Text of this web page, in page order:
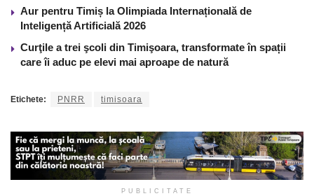
Aur pentru Timiș la Olimpiada Internațională de
Inteligență Artificială 2026
Curţile a trei şcoli din Timişoara, transformate în spații
care îi aduc pe elevi mai aproape de natură
Etichete: PNRR timisoara
PUBLICITATE